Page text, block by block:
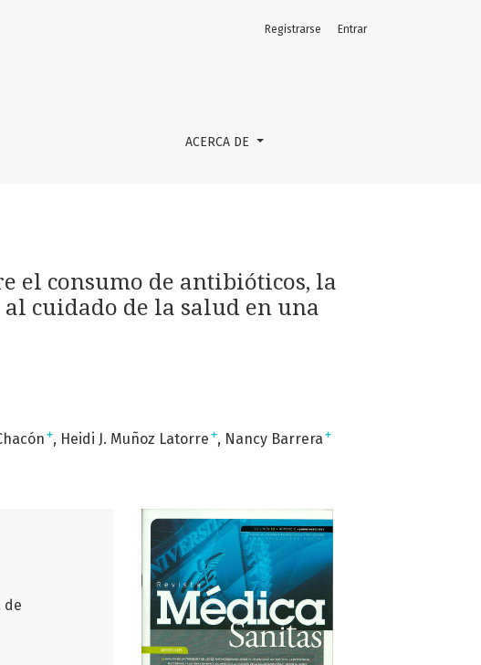
bacteriana y las tasas de infección asociada al cuidado de la
ACERCA DE
Registrarse Entrar
el consumo de antibióticos, la
cuidado de la salud en una
+ Heidi J. Muñoz Latorre + Nancy Barrera +
de